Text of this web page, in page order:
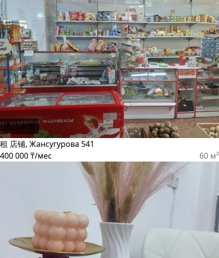
阿拉木图
租 店铺, Жансугурова 541
400 000 ₸/мес
60 м²